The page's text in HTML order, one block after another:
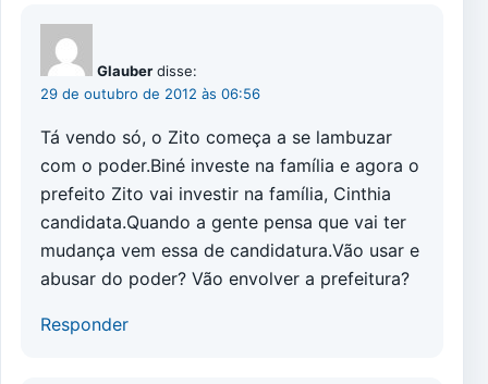
Glauber disse:
29 de outubro de 2012 às 06:56
Tá vendo só, o Zito começa a se lambuzar
com o poder.Biné investe na família e agora o
prefeito Zito vai investir na família, Cinthia
candidata.Quando a gente pensa que vai ter
mudança vem essa de candidatura.Vão usar e
abusar do poder? Vão envolver a prefeitura?
Responder